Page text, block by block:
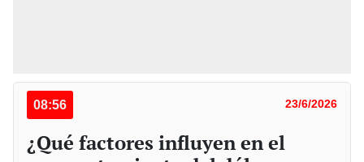
08:56 23/6/2026
¿Qué factores influyen en el